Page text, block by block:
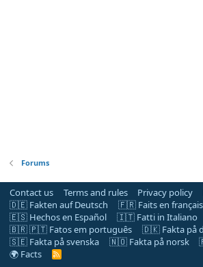
Forums
Contact us Terms and rules Privacy policy
🇩🇪 Fakten auf Deutsch
🇫🇷 Faits en français
🇪🇸 Hechos en Español
🇮🇹 Fatti in Italiano
🇧🇷 🇵🇹 Fatos em português
🇩🇰 Fakta på
🇸🇪 Fakta på svenska
🇳🇴 Fakta på norsk
🌍 Facts
R